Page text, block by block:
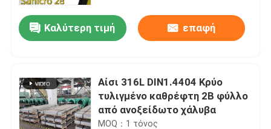
Καλύτερη τιμή επαφή
Αίσι 316L DIN1.4404 Κρύο
τυλιγμένο καθρέφτη 2B φύλλο
από ανοξείδωτο χάλυβα
MOQ：1 τόνος